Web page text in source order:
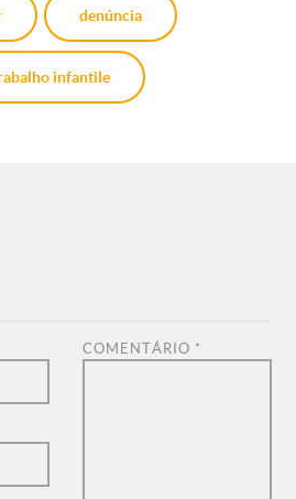
denúncia
infantile
COMENTÁRIO *